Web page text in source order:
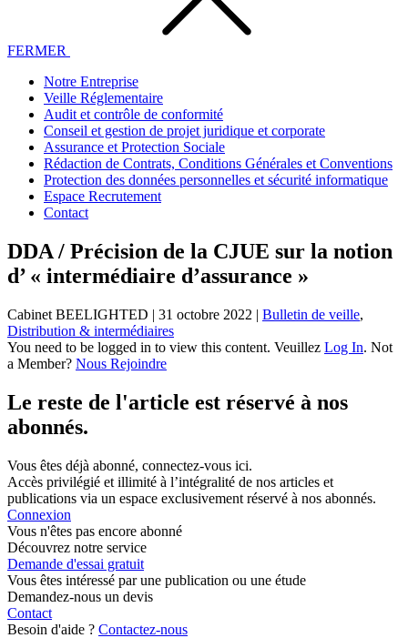
FERMER
Notre Entreprise
Veille Réglementaire
Audit et contrôle de conformité
Conseil et gestion de projet juridique et corporate
Assurance et Protection Sociale
Rédaction de Contrats, Conditions Générales et Conventions
Protection des données personnelles et sécurité informatique
Espace Recrutement
Contact
DDA / Précision de la CJUE sur la notion
d’ « intermédiaire d’assurance »
Cabinet BEELIGHTED | 31 octobre 2022 | Bulletin de veille,
Distribution & intermédiaires
You need to be logged in to view this content. Veuillez Log In. Not
a Member? Nous Rejoindre
Le reste de l'article est réservé à nos
abonnés.
Vous êtes déjà abonné, connectez-vous ici.
Accès privilégié et illimité à l’intégralité de nos articles et
publications via un espace exclusivement réservé à nos abonnés.
Connexion
Vous n'êtes pas encore abonné
Découvrez notre service
Demande d'essai gratuit
Vous êtes intéressé par une publication ou une étude
Demandez-nous un devis
Contact
Besoin d'aide ? Contactez-nous